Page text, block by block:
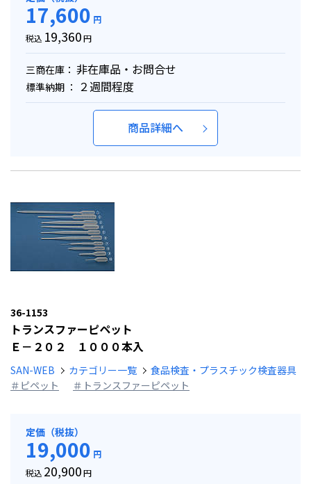
17,600 円
税込 19,360円
三商在庫： 非在庫品・お問合せ
標準納期 ： ２週間程度
商品詳細へ
36-1153
トランスファーピペット
Ｅ－２０２ １０００本入
SAN-WEB カテゴリー一覧
食品検査・プラスチック検査器具
＃ピペット
＃トランスファーピペット
定価（税抜）
19,000 円
税込 20,900円